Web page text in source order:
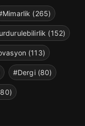
(265)
(152)
(113)
#Dergi (80)